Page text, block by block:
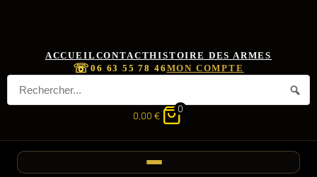
ACCUEIL CONTACTHISTOIRE DES ARMES
☏06 63 55 78 46 MON COMPTE
0,00 €
0